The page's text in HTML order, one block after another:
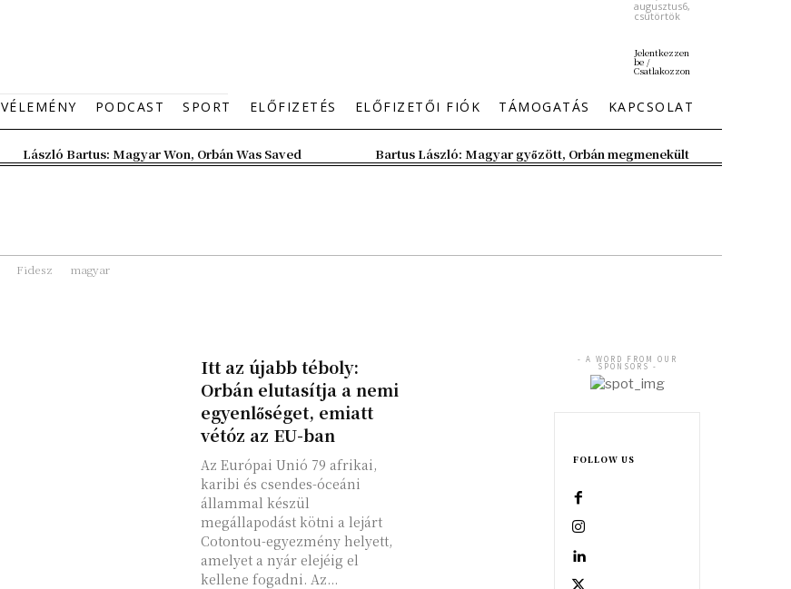
augusztus6,
csütörtök
Jelentkezzen
be /
Csatlakozzon
VÉLEMÉNY PODCAST SPORT ELŐFIZETÉS ELŐFIZETŐI FIÓK TÁMOGATÁS KAPCSOLAT
László Bartus: Magyar Won, Orbán Was Saved Bartus László: Magyar győzött, Orbán megmenekült
Fidesz magyar
Itt az újabb téboly:
Orbán elutasítja a nemi
egyenlőséget, emiatt
vétóz az EU-ban
Az Európai Unió 79 afrikai,
karibi és csendes-óceáni
állammal készül
megállapodást kötni a lejárt
Cotontou-egyezmény helyett,
amelyet a nyár elejéig el
kellene fogadni. Az...
- A WORD FROM OUR
SPONSORS -
FOLLOW US